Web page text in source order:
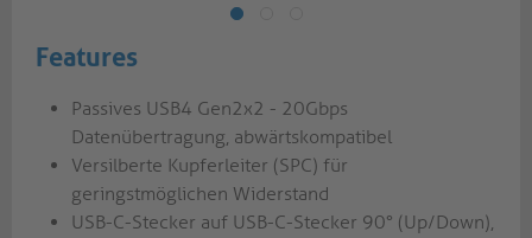
Features
Passives USB4 Gen2x2 - 20Gbps
Datenübertragung, abwärtskompatibel
Versilberte Kupferleiter (SPC) für
geringstmöglichen Widerstand
USB-C-Stecker auf USB-C-Stecker 90° (Up/Down),